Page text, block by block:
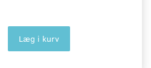
Læg i kurv